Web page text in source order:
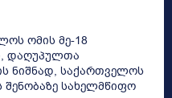
ომის მე-18
დაღუპულთა
ნიშნად, საქართველოს
სახელმწიფო